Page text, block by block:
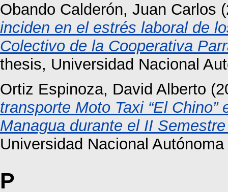
Obando Calderón, Juan Carlos
inciden en el estrés laboral de
Colectivo de la Cooperativa
thesis, Universidad Nacional
Ortiz Espinoza, David Alberto
transporte Moto Taxi “El
Managua durante el II
Universidad Nacional
P